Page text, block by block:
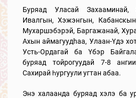
Буряад Уласай Захааминай,
Ивалгын, Хэжэнгын,
Мухаршэбэрэй, Баргажанай,
Ахын аймагуудhаа, Улаан-Үдэ
Усть-Ордагай ба Үбэр
буряад тойрогуудай 7-8
Сахирай һургуули угтан абаа.
Энэ халаанда буряад хэлэ ба